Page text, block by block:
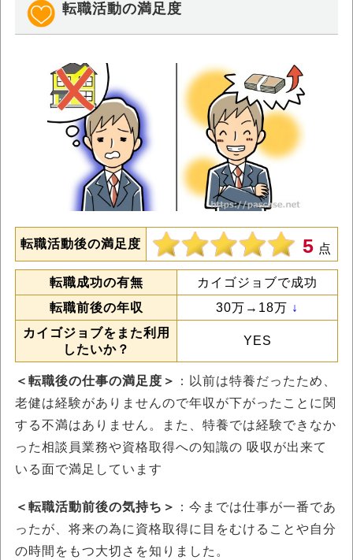
転職活動の満足度
転職活動後の満足度 5 点
転職成功の有無
カイゴジョブで成功
転職前後の年収
30万→18万 ↓
カイゴジョブをまた利用
したいか？
YES
＜転職後の仕事の満足度＞
：以前は特養だったため、
老健は経験がありませんので年収が下がったことに関
する不満はありません。また、特養では経験できなか
った相談員業務や資格取得への知識の 吸収が出来て
いる面で満足しています
＜転職活動前後の気持ち＞
：今までは仕事が一番であ
ったが、将来の為に資格取得に目をむけることや自分
の時間をもつ大切さを知りました。